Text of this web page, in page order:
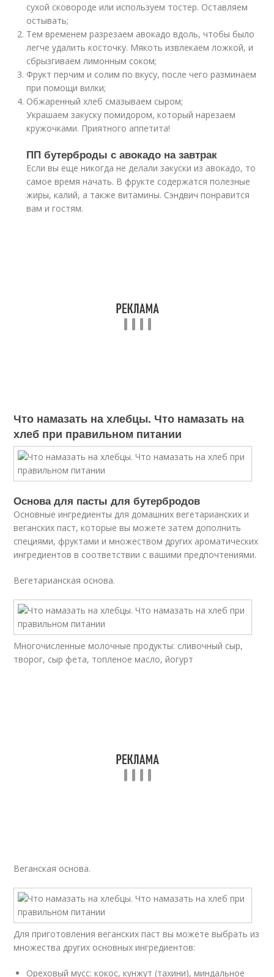
сухой сковороде или используем тостер. Оставляем
остывать;
Тем временем разрезаем авокадо вдоль, чтобы было
легче удалить косточку. Мякоть извлекаем ложкой, и
сбрызгиваем лимонным соком;
Фрукт перчим и солим по вкусу, после чего разминаем
при помощи вилки;
Обжаренный хлеб смазываем сыром;
Украшаем закуску помидором, который нарезаем
кружочками. Приятного аппетита!
ПП бутерброды с авокадо на завтрак
Если вы еще никогда не делали закуски из авокадо, то
самое время начать. В фрукте содержатся полезные
жиры, калий, а также витамины. Сэндвич понравится
вам и гостям.
Что намазать на хлебцы. Что намазать на
хлеб при правильном питании
Основа для пасты для бутербродов
Основные ингредиенты для домашних вегетарианских и
веганских паст, которые вы можете затем дополнить
специями, фруктами и множеством других ароматических
ингредиентов в соответствии с вашими предпочтениями.
Вегетарианская основа.
Многочисленные молочные продукты: сливочный сыр,
творог, сыр фета, топленое масло, йогурт
Веганская основа.
Для приготовления веганских паст вы можете выбрать из
множества других основных ингредиентов:
Ореховый мусс: кокос, кунжут (тахини), миндальное